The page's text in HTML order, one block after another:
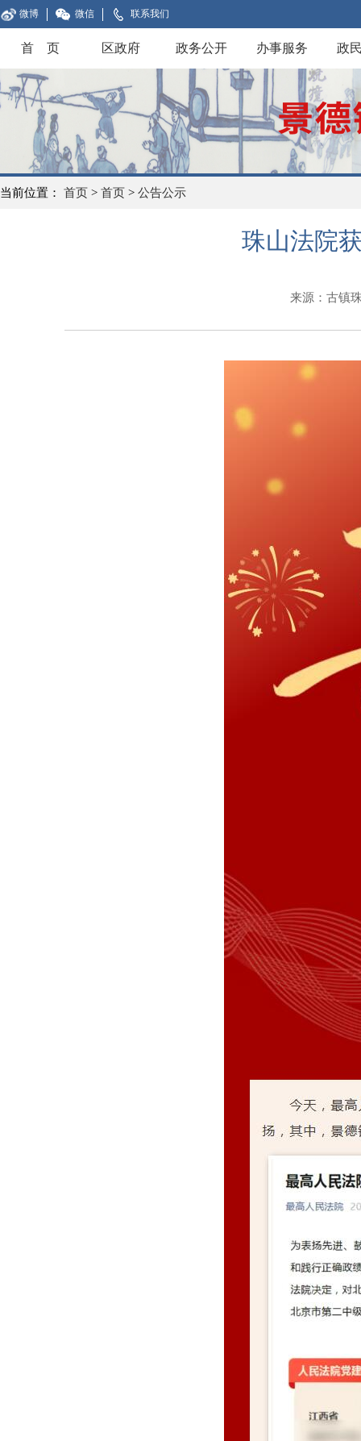
微博 微信 联系我们
首 页 区政府 政务公开 办事服务 政
当前位置： 首页 > 首页 > 公告公示
珠山法院
来源：古镇